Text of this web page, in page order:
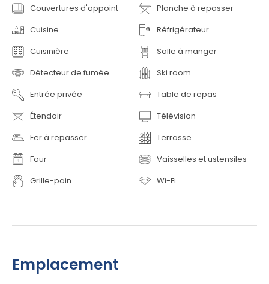
Couvertures d'appoint
Cuisine
Cuisinière
Détecteur de fumée
Entrée privée
Étendoir
Fer à repasser
Four
Grille-pain
Planche à repasser
Réfrigérateur
Salle à manger
Ski room
Table de repas
Télévision
Terrasse
Vaisselles et ustensiles
Wi-Fi
Emplacement